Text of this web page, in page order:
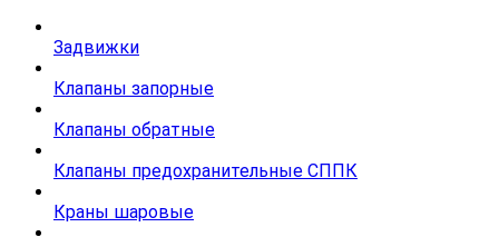
Задвижки
Клапаны запорные
Клапаны обратные
Клапаны предохранительные СППК
Краны шаровые